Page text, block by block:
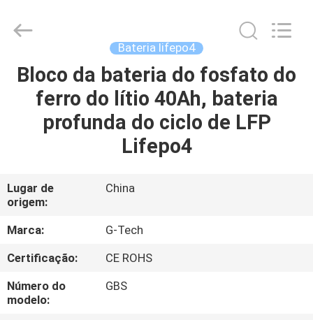
PARA
CASA
SOBRE
NÓS
VISITA
À
FÁBRICA
POWER
GROUP.
Reserved.
Bateria lifepo4
Bloco da bateria do fosfato do
ferro do lítio 40Ah, bateria
profunda do ciclo de LFP
Lifepo4
Lugar de
origem:
China
Marca:
G-Tech
Certificação:
CE ROHS
Número do
modelo:
GBS